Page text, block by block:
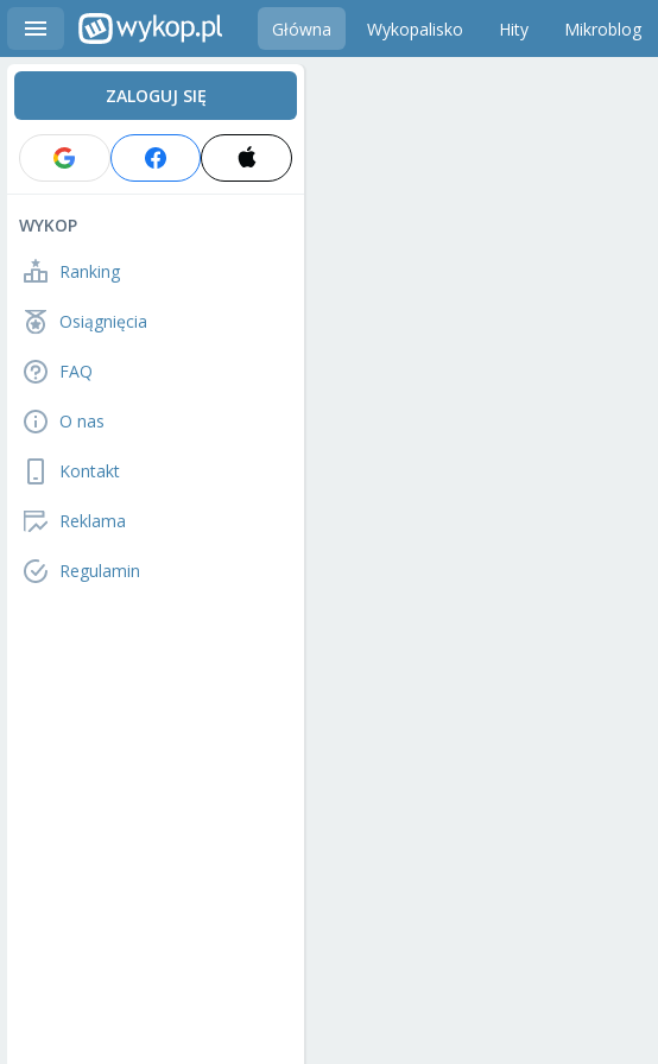
Główna Wykopalisko Hity Mikroblog
ZALOGUJ SIĘ
WYKOP
Ranking
Osiągnięcia
FAQ
O nas
Kontakt
Reklama
Regulamin